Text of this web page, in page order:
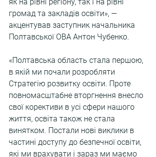
громад та закладів освіти», —
акцентував заступник начальника
Полтавської ОВА Антон Чубенко.
«Полтавська область стала першою,
в якій ми почали розробляти
Стратегію розвитку освіти. Проте
повномасштабне вторгнення внесло
свої корективи в усі сфери нашого
життя, освіта також не стала
винятком. Постали нові виклики в
частині доступу до безпечної освіти,
які ми врахувати і зараз ми маємо